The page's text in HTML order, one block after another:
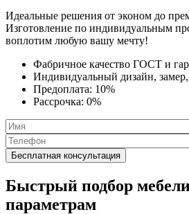
Идеальные решения от эконом до
Изготовление по индивидуальным
воплотим любую вашу мечту!
Фабричное качество ГОСТ и
Индивидуальный дизайн, замер,
Предоплата: 10%
Рассрочка: 0%
Быстрый подбор
параметрам